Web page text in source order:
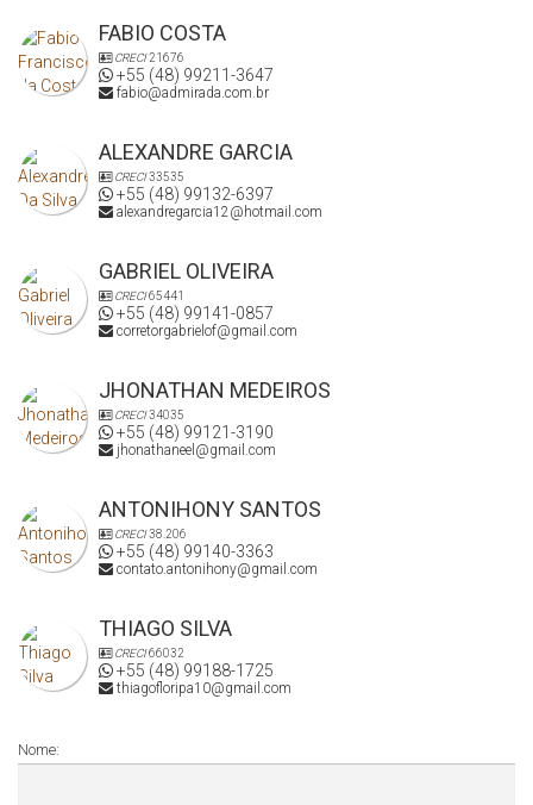
FABIO COSTA
CRECI21676
+55 (48) 99211-3647
fabio@admirada.com.br
ALEXANDRE GARCIA
CRECI33535
+55 (48) 99132-6397
alexandregarcia12@hotmail.com
GABRIEL OLIVEIRA
CRECI65441
+55 (48) 99141-0857
corretorgabrielof@gmail.com
JHONATHAN MEDEIROS
CRECI34035
+55 (48) 99121-3190
jhonathaneel@gmail.com
ANTONIHONY SANTOS
CRECI38.206
+55 (48) 99140-3363
contato.antonihony@gmail.com
THIAGO SILVA
CRECI66032
+55 (48) 99188-1725
thiagofloripa10@gmail.com
Nome: